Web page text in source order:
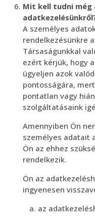
Mit kell tudni még
A személyes
rendelkezésünkre
Társaságunkkal
ezért kérjük, hogy
ügyeljen azok
pontosságára,
pontatlan vagy
szolgáltatásaink
Amennyiben Ön
személyes adatait
Ön az ehhez
rendelkezik.
Ön az
ingyenesen
az